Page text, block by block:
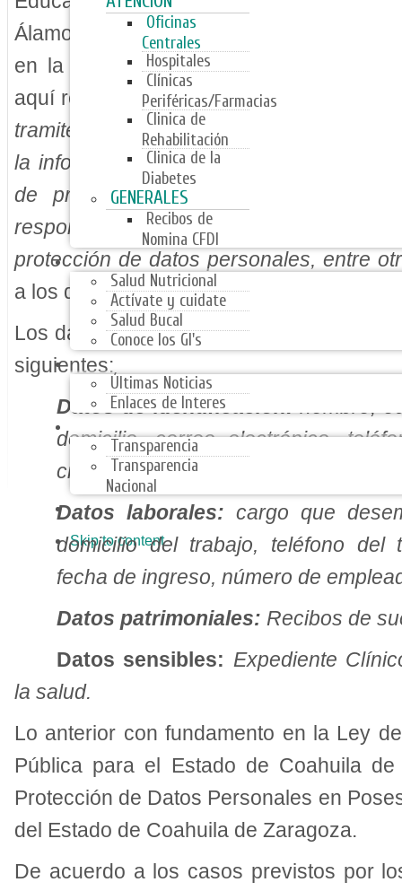
Oficinas
Centrales
Hospitales
Clínicas
Periféricas/Farmacias
Clinica de
Rehabilitación
Clinica de la
Diabetes
GENERALES
Recibos de
Nomina CFDI
PROGRAMAS
Salud Nutricional
Actívate y cuidate
Salud Bucal
Conoce los GI's
NOTICIAS
Últimas Noticias
Enlaces de Interes
TRANSPARENCIA
Transparencia
Transparencia
Nacional
ARMONIZACIÓN CONTABLE
Skip to content
Álamos No. 3685 Interior 3, en la
en la Ciudad de Saltillo, Coahuila,
aquí recabados para los trámites
tramites de Afiliación,
la información, procedimientos de
de prestación de servicios, servicios
responsivas, quejas, denuncias,
protección de datos personales, entre
a los diferentes servicios que presta la
Los datos personales que serán
siguientes:
Datos de identificación:
domicilio, correo electrónico,
civil.
Datos laborales: cargo que
domicilio del trabajo, teléfono del
fecha de ingreso, número de
Datos patrimoniales: Recibos de
Datos sensibles: Expediente
la salud.
Lo anterior con fundamento en la Ley
Pública para el Estado de Coahuila
Protección de Datos Personales en
del Estado de Coahuila de Zaragoza.
De acuerdo a los casos previstos por